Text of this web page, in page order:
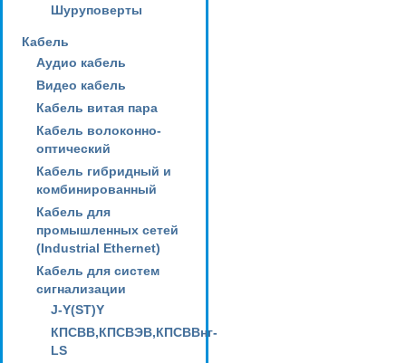
Шуруповерты
Кабель
Аудио кабель
Видео кабель
Кабель витая пара
Кабель волоконно-
оптический
Кабель гибридный и
комбинированный
Кабель для
промышленных сетей
(Industrial Ethernet)
Кабель для систем
сигнализации
J-Y(ST)Y
КПСВВ,КПСВЭВ,КПСВВнг-
LS